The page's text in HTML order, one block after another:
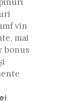
vin
mai
bonus